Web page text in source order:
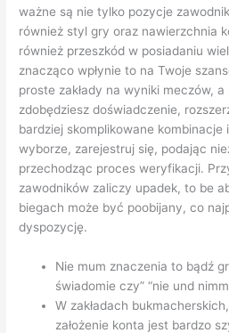
ważne są nie tylko pozycje
również styl gry oraz nawierzchnia
również przeszkód w posiadaniu
znacząco wpłynie to na Twoje
proste zakłady na wyniki meczów,
zdobędziesz doświadczenie,
bardziej skomplikowane kombinacje
wyborze, zarejestruj się, podając
przechodząc proces weryfikacji.
zawodników zaliczy upadek, to be
biegach może być poobijany, co
dyspozycję.
Nie mum znaczenia to bądź
świadomie czy” “nie und
W zakładach
założenie konta jest bardzo